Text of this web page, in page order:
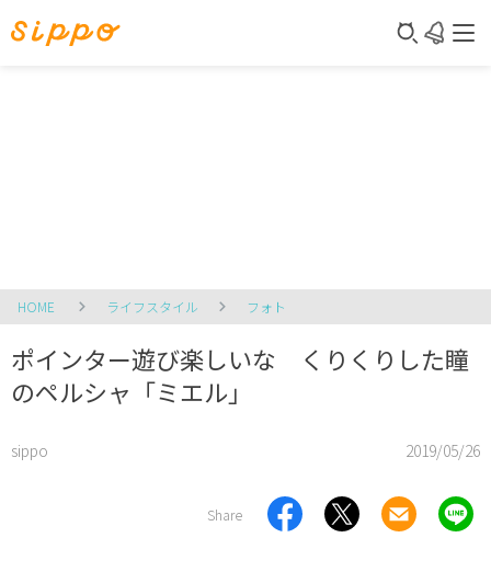
HOME ライフスタイル フォト
ポインター遊び楽しいな くりくりした瞳
のペルシャ「ミエル」
sippo 2019/05/26
Share